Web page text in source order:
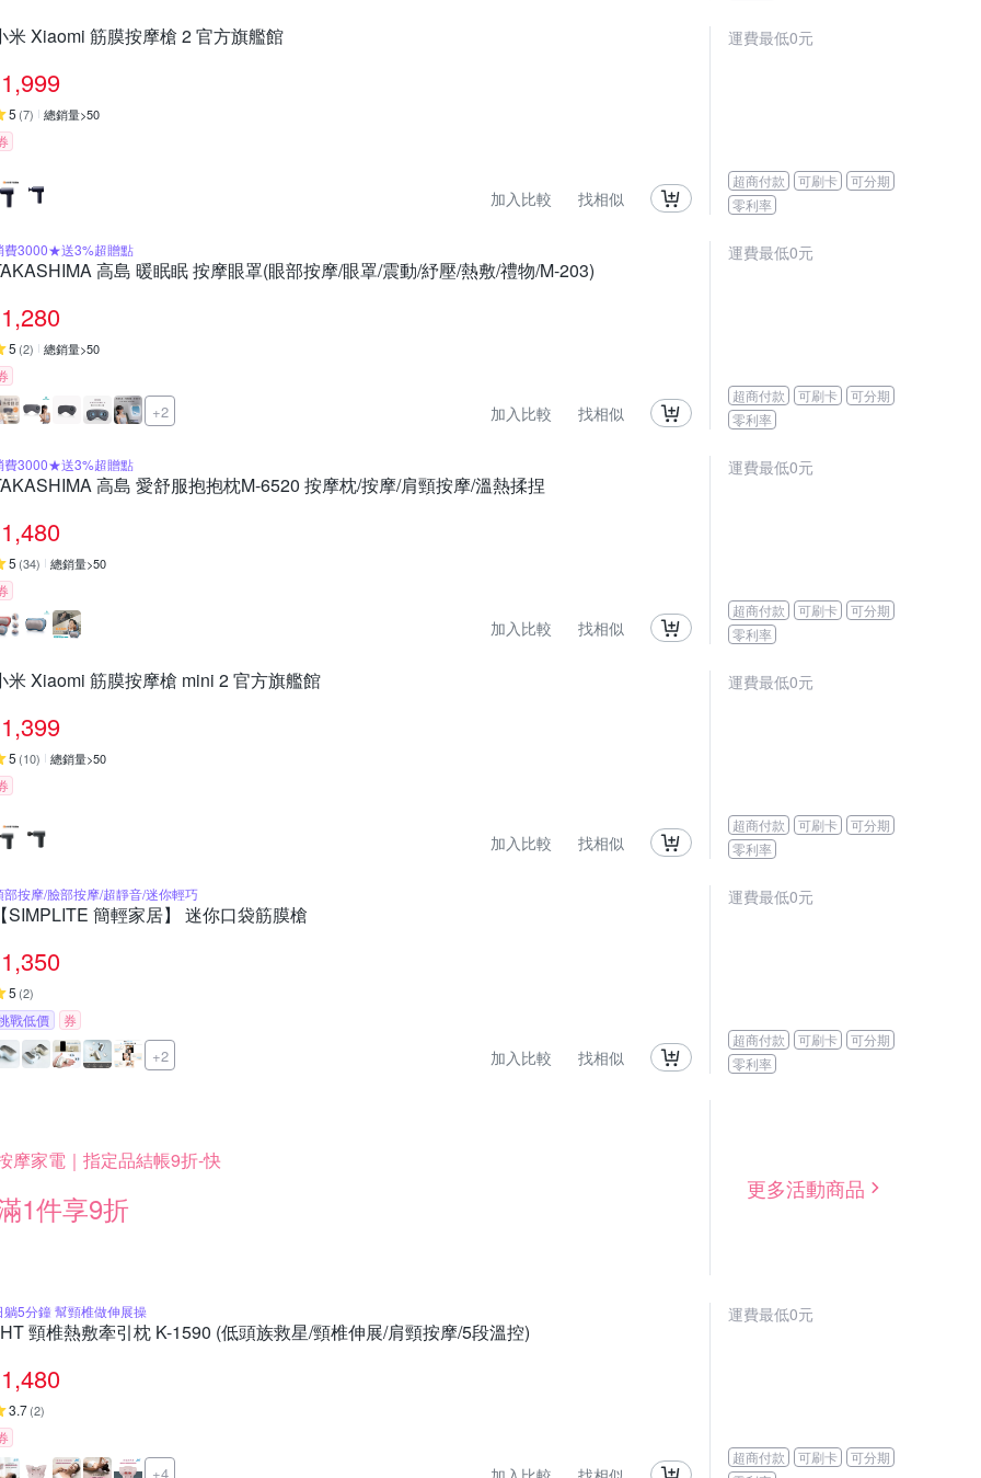
米 Xiaomi 筋膜按摩槍 2 官方旗艦館
1,999
5 (7) 總銷量>50
加入比較 找相似
運費最低0元
超商付款 可刷卡
可分期
零利率
費3000★送3%超贈點
高島 暖眠眠 按摩眼罩(眼部按摩/眼罩/震動/紓壓/熱敷/禮物/M-203)
1,280
5 (2) 總銷量>50
+2 加入比較 找相似
運費最低0元
超商付款 可刷卡
可分期
零利率
費3000★送3%超贈點
高島 愛舒服抱抱枕M-6520 按摩枕/按摩/肩頸按摩/溫熱揉捏
1,480
5 (34) 總銷量>50
加入比較 找相似
運費最低0元
超商付款 可刷卡
可分期
零利率
米 Xiaomi 筋膜按摩槍 mini 2 官方旗艦館
1,399
5 (10) 總銷量>50
加入比較 找相似
運費最低0元
超商付款 可刷卡
可分期
零利率
部按摩/臉部按摩/超靜音/迷你輕巧
SIMPLITE 簡輕家居】 迷你口袋筋膜槍
1,350
5 (2)
戰低價 券
+2 加入比較 找相似
運費最低0元
超商付款 可刷卡
可分期
零利率
摩家電｜指定品結帳9折-快
1件享9折
更多活動商品
躺5分鐘 幫頸椎做伸展操
頸椎熱敷牽引枕 K-1590 (低頭族救星/頸椎伸展/肩頸按摩/5段溫控)
1,480
3.7(2)
+4
運費最低0元
超商付款 可刷卡
可分期